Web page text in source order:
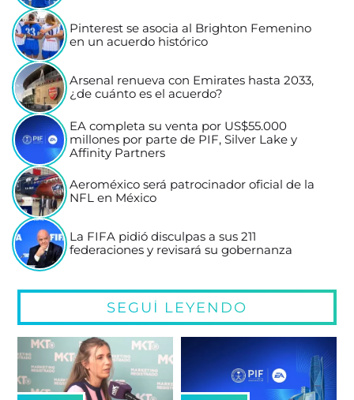
Pinterest se asocia al Brighton Femenino
en un acuerdo histórico
Arsenal renueva con Emirates hasta 2033,
¿de cuánto es el acuerdo?
EA completa su venta por US$55.000
millones por parte de PIF, Silver Lake y
Affinity Partners
Aeroméxico será patrocinador oficial de la
NFL en México
La FIFA pidió disculpas a sus 211
federaciones y revisará su gobernanza
SEGUÍ LEYENDO